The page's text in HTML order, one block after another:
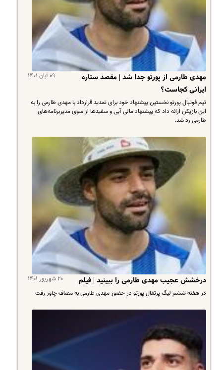
۰۹ آبان ۱۴۰۱
مهدی طارمی از پورتو جدا شد | مقصد ستاره
ایرانی کجاست؟
تیم فوتبال پورتو نخستین پیشنهاد خود برای تمدید قرارداد با مهدی طارمی را به
این بازیکن ارائه داد که پیشنهاد مالی آبی و سفیدها از سوی مدیربرنامه‌های
طارمی رد شد.
۲۰ شهریور ۱۴۰۱ درخشش عجیب مهدی طارمی را ببینید | فیلم
در هفته ششم لیگ پرتغال پورتو در حضور مهدی طارمی به مصاف چاوز رفت